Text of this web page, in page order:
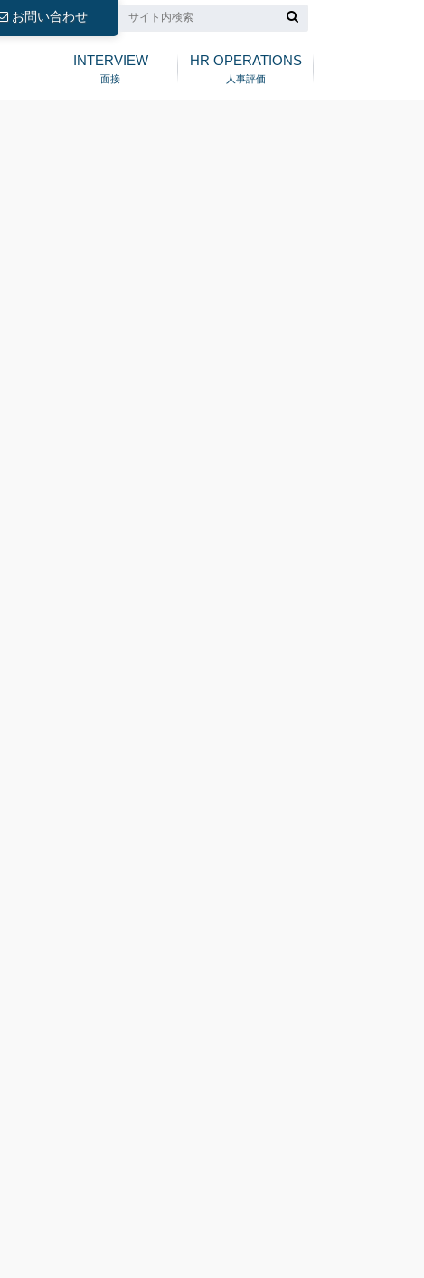
お問い合わせ
面接
INTERVIEW
人事評価
HR OPERATIONS